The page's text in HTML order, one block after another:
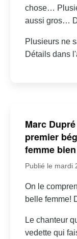
chose…
aussi gros…
Plusieurs ne
Détails dans
Marc
premier
femme
Publié le mardi
On le
belle femme!
Le chanteur
vedette qui